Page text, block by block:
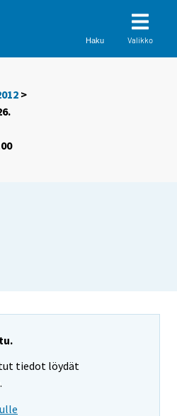
Haku Valikko
>
tiedot löydät